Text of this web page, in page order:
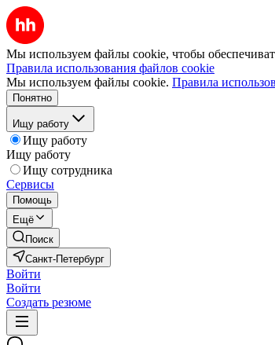
Мы используем файлы cookie, чтобы
Правила использования файлов cookie
Мы используем файлы cookie. Правила
Понятно
Ищу работу
Ищу работу
Ищу работу
Ищу сотрудника
Сервисы
Помощь
Ещё
Поиск
Санкт-Петербург
Войти
Войти
Создать резюме